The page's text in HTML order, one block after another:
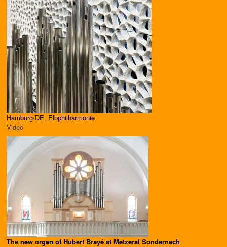
Hamburg/DE, Elbphilharmonie
Video
The new organ of Hubert Brayé at Metzeral Sondernach